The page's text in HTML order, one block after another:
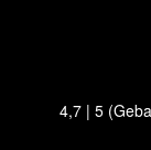
4,7 | 5